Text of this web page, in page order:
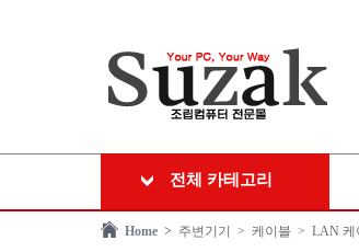
전체 카테고리
Home > 주변기기 > 케이블 > LAN 케